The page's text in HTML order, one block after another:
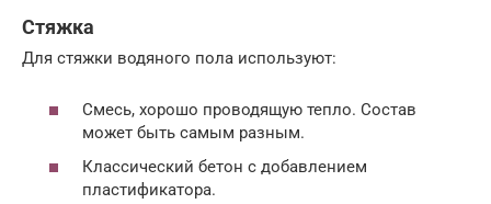
Стяжка
Для стяжки водяного пола используют:
Смесь, хорошо проводящую тепло. Состав
может быть самым разным.
Классический бетон с добавлением
пластификатора.